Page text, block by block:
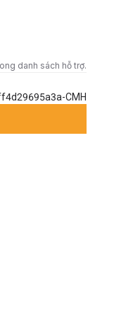
danh sách hỗ trợ.
CMH